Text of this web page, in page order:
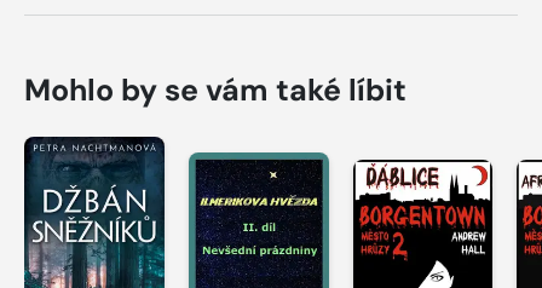
Mohlo by se vám také líbit